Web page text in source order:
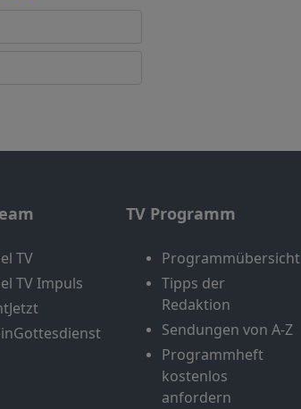
TV
TV Impuls
TV Programm
Programmübersicht
Tipps der
Redaktion
Sendungen von A-Z
Programmheft
kostenlos
anfordern